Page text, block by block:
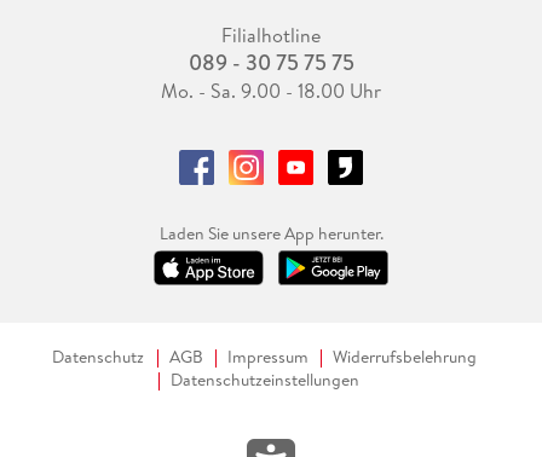
Filialhotline
089 - 30 75 75 75
Mo. - Sa. 9.00 - 18.00 Uhr
Laden Sie unsere App herunter.
Datenschutz AGB Impressum
Widerrufsbelehrung
Datenschutzeinstellungen